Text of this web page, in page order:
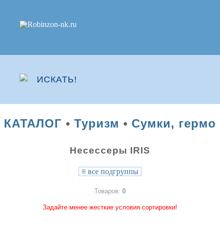
КАТАЛОГ • Туризм • Сумки, гермо
Несессеры IRIS
≡ все подгруппы
Товаров: 0
Задайте менее жесткие условия сортировки!